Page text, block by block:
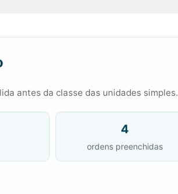
antes da classe das unidades simples.
4
ordens preenchidas